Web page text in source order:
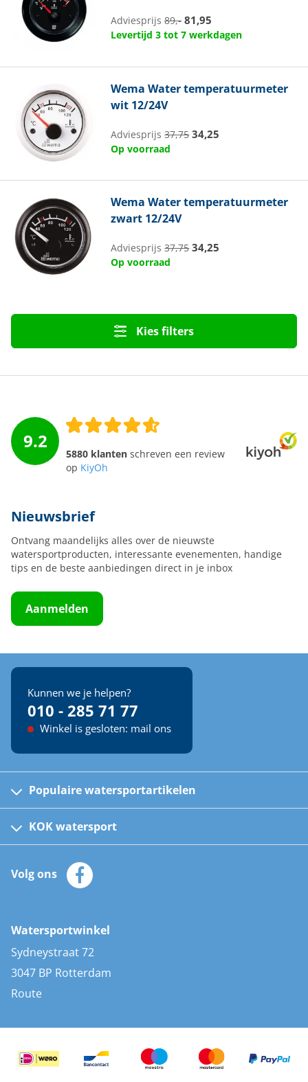
Adviesprijs89,- 81,95
Levertijd 3 tot 7 werkdagen
Wema Water temperatuurmeter
wit 12/24V
Adviesprijs37,75 34,25
Op voorraad
Wema Water temperatuurmeter
zwart 12/24V
Adviesprijs37,75 34,25
Op voorraad
Kies filters
9.2
5880 klanten schreven een review
op KiyOh
Nieuwsbrief
Ontvang maandelijks alles over de nieuwste
watersportproducten, interessante evenementen, handige
tips en de beste aanbiedingen direct in je inbox
Aanmelden
Kunnen we je helpen?
010 - 285 71 77
Winkel is gesloten: mail ons
Populaire watersportartikelen
Kinder reddingsvesten
Automatische reddingsvesten
Zeilkleding
Zonnepanelen
AIS transponders
Stootwillen en fenders
Bootkussens
Zwemtrappen
KOK watersport
Klantenservice
Merken
Volg ons
Watersportwinkel
Sydneystraat 72
3047 BP Rotterdam
Route